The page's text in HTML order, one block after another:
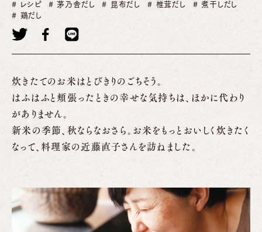
レシピ 茅乃舎だし 昆布だし 椎茸だし
煮干しだし
鶏だし
炊きたてのお米はとびきりのごちそう。
はふはふと頬張ったときの幸せな気持ちは、ほかに代わり
がありません。
新米の季節、秋ならなおさら。お米をもっとおいしく炊きたく
なって、料理家の近藤直子さんを訪ねました。